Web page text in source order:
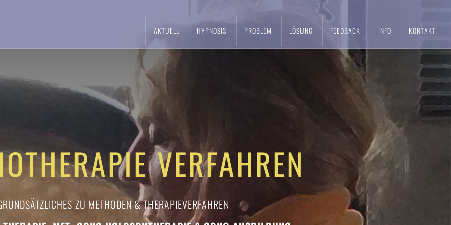
AKTUELL HYPNOSIS PROBLEM LÖSUNG FEEDBACK INFO KONTAKT
VERFAHREN
ZU METHODEN & THERAPIEVERFAHREN